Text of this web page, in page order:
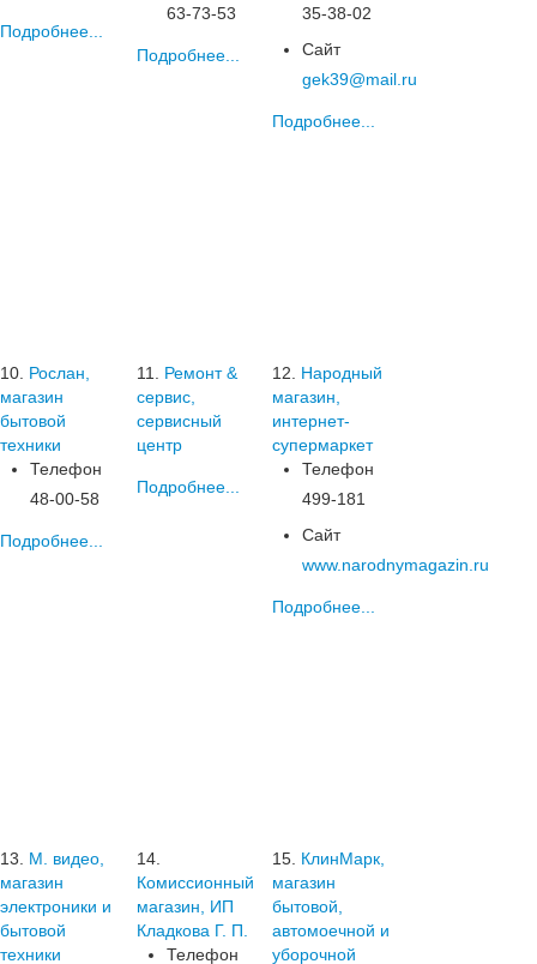
Подробнее...
63-73-53
Подробнее...
35-38-02
Сайт
gek39@mail.ru
Подробнее...
10. Рослан,
магазин
бытовой
техники
Телефон
48-00-58
Подробнее...
11.
Ремонт &
сервис,
сервисный
центр
Подробнее...
12.
Народный
магазин,
интернет-
супермаркет
Телефон
499-181
Сайт
www.narodnymagazin.ru
Подробнее...
13.
М. видео,
магазин
электроники и
бытовой
техники
14.
Комиссионный
магазин, ИП
Кладкова Г. П.
Телефон
15. КлинМарк,
магазин
бытовой,
автомоечной и
уборочной